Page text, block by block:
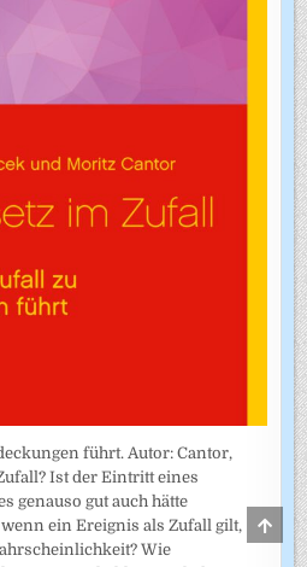
führt. Autor: Cantor,
Ist der Eintritt eines
genauso gut auch hätte
ein Ereignis als Zufall gilt,
Wie
TO
TOP